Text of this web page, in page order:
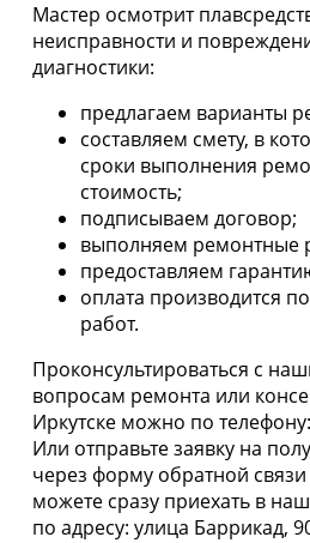
Мастер осмотрит
неисправности и
диагностики:
предлагаем варианты
составляем смету, в
сроки выполнения
стоимость;
подписываем договор;
выполняем ремонтные
предоставляем
оплата производится
работ.
Проконсультироваться с
вопросам ремонта или
Иркутске можно по
Или отправьте заявку на
через форму обратной
можете сразу приехать в
по адресу: улица Баррикад,